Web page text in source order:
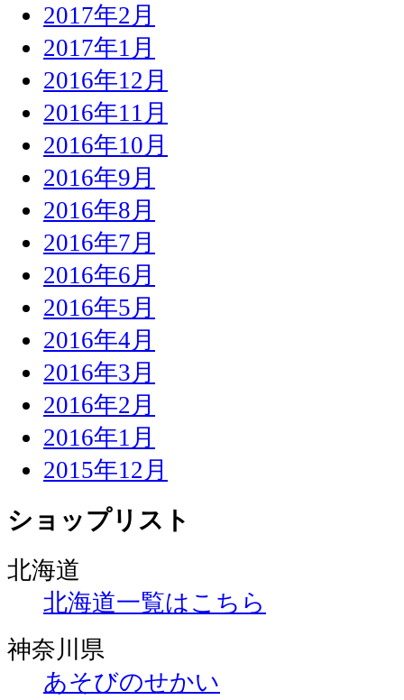
2017年2月
2017年1月
2016年12月
2016年11月
2016年10月
2016年9月
2016年8月
2016年7月
2016年6月
2016年5月
2016年4月
2016年3月
2016年2月
2016年1月
2015年12月
ショップリスト
北海道
北海道一覧はこちら
神奈川県
あそびのせかい